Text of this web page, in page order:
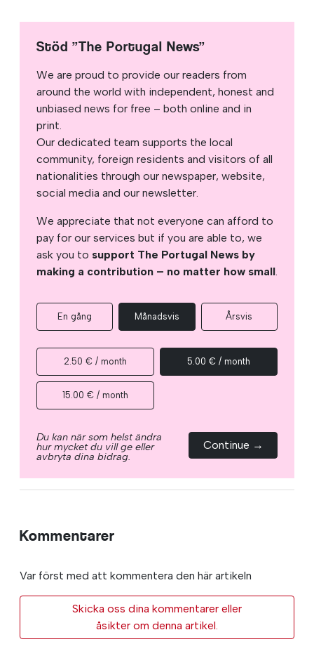
Stöd ”The Portugal News”
We are proud to provide our readers from
around the world with independent, honest and
unbiased news for free – both online and in
print.
Our dedicated team supports the local
community, foreign residents and visitors of all
nationalities through our newspaper, website,
social media and our newsletter.
We appreciate that not everyone can afford to
pay for our services but if you are able to, we
ask you to support The Portugal News by
making a contribution – no matter how small.
En gång Månadsvis Årsvis
2.50 € / month 5.00 € / month
15.00 € / month
Du kan när som helst ändra
hur mycket du vill ge eller
avbryta dina bidrag.
Continue →
Kommentarer
Var först med att kommentera den här artikeln
Skicka oss dina kommentarer eller
åsikter om denna artikel.